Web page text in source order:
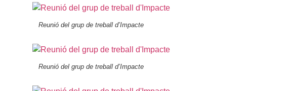
Reunió del grup de treball d’Impacte
Reunió del grup de treball d’Impacte